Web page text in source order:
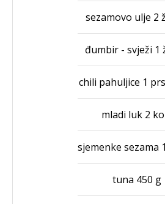
sezamovo ulje 2
đumbir - svježi 1
chili pahuljice 1
mladi luk 2
sjemenke sezama
tuna 450 g